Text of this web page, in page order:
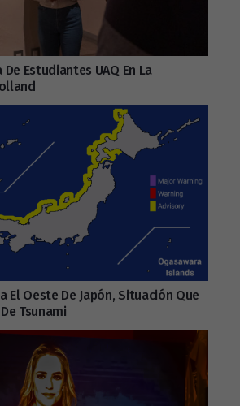
Estudiantes UAQ En La
El Oeste De Japón, Situación Que
Tsunami